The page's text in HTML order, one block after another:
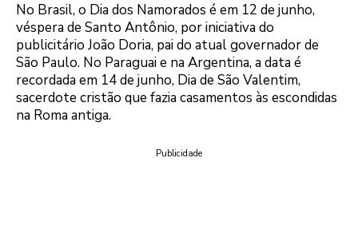
No Brasil, o Dia dos Namorados é em 12 de junho,
véspera de Santo Antônio, por iniciativa do
publicitário João Doria, pai do atual governador de
São Paulo. No Paraguai e na Argentina, a data é
recordada em 14 de junho, Dia de São Valentim,
sacerdote cristão que fazia casamentos às escondidas
na Roma antiga.
Publicidade